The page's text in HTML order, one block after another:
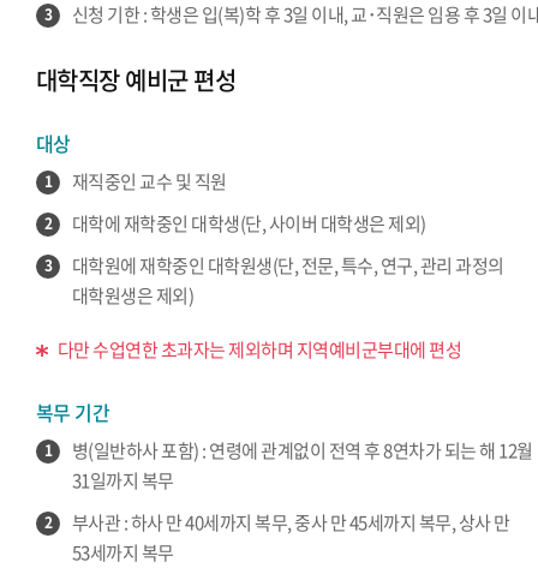
3 신청 기한 : 학생은 입(복)학 후 3일 이내, 교･직원은 임용 후 3일 이
대학직장 예비군 편성
대상
1 재직중인 교수 및 직원
2 대학에 재학중인 대학생(단, 사이버 대학생은 제외)
3
대학원에 재학중인 대학원생(단, 전문, 특수, 연구, 관리 과정의
대학원생은 제외)
다만 수업연한 초과자는 제외하며 지역예비군부대에 편성
복무 기간
1
병(일반하사 포함) : 연령에 관계없이 전역 후 8연차가 되는 해 12월
31일까지 복무
2
부사관 : 하사 만 40세까지 복무, 중사 만 45세까지 복무, 상사 만
53세까지 복무